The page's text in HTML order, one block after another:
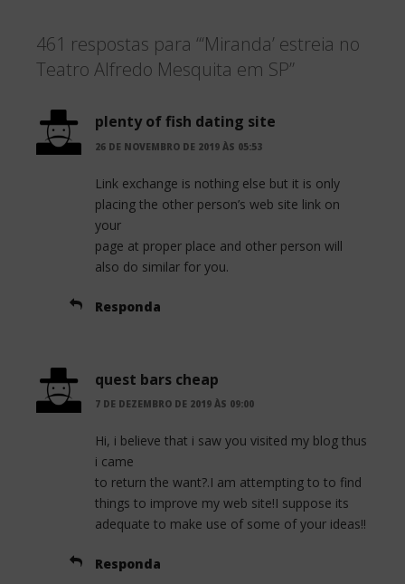
e
b
o
o
k
t
t
e
r
r
e
461 respostas para “‘Miranda’ estreia no
Teatro Alfredo Mesquita em SP”
plenty of fish dating site
26 DE NOVEMBRO DE 2019 ÀS 05:53
Link exchange is nothing else but it is only
placing the other person’s web site link on
your
page at proper place and other person will
also do similar for you.
Responda
quest bars cheap
7 DE DEZEMBRO DE 2019 ÀS 09:00
Hi, i believe that i saw you visited my blog thus
i came
to return the want?.I am attempting to to find
things to improve my web site!I suppose its
adequate to make use of some of your ideas!!
Responda